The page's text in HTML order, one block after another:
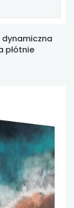
dynamiczna
płótnie